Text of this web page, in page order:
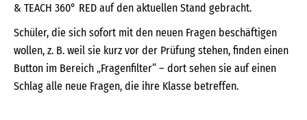
& TEACH 360° RED auf den aktuellen Stand gebracht.
Schüler, die sich sofort mit den neuen Fragen beschäftigen
wollen, z. B. weil sie kurz vor der Prüfung stehen, finden einen
Button im Bereich „Fragenfilter“ – dort sehen sie auf einen
Schlag alle neue Fragen, die ihre Klasse betreffen.